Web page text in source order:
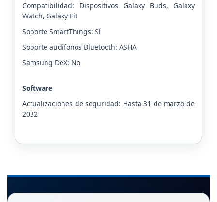
Compatibilidad: Dispositivos Galaxy Buds, Galaxy
Watch, Galaxy Fit
Soporte SmartThings: Sí
Soporte audífonos Bluetooth: ASHA
Samsung DeX: No
Software
Actualizaciones de seguridad: Hasta 31 de marzo de
2032